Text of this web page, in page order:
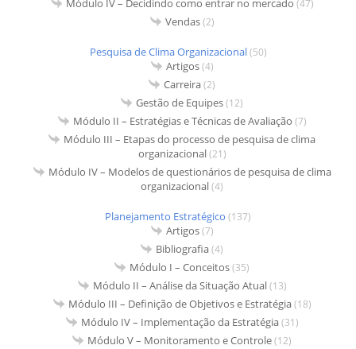
Módulo IV – Decidindo como entrar no mercado (47)
Vendas(2)
Pesquisa de Clima Organizacional(50)
Artigos(4)
Carreira(2)
Gestão de Equipes(12)
Módulo II – Estratégias e Técnicas de Avaliação (7)
Módulo III – Etapas do processo de pesquisa de clima
organizacional(21)
Módulo IV – Modelos de questionários de pesquisa de clima
organizacional(4)
Planejamento Estratégico (137)
Artigos(7)
Bibliografia(4)
Módulo I – Conceitos(35)
Módulo II – Análise da Situação Atual(13)
Módulo III – Definição de Objetivos e Estratégia(18)
Módulo IV – Implementação da Estratégia(31)
Módulo V – Monitoramento e Controle(12)